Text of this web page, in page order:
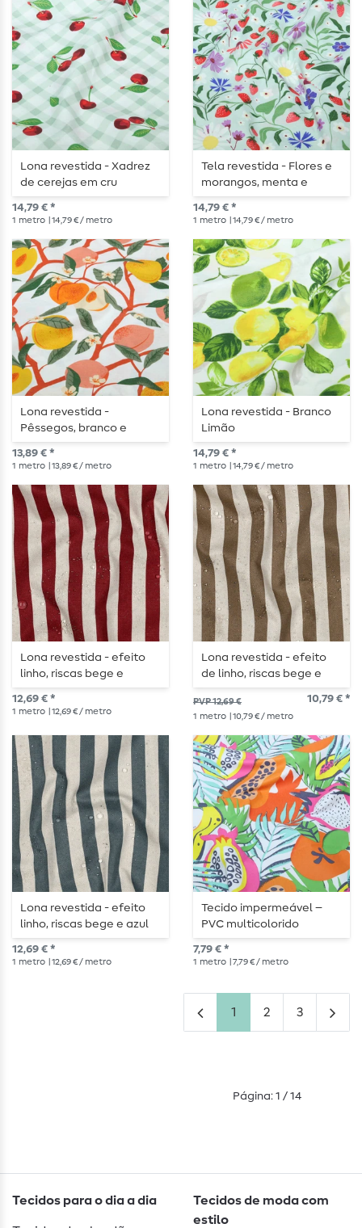
Lona revestida - Xadrez
de cerejas em cru
14,79 € *
1 metro | 14,79 € / metro
Tela revestida - Flores e
morangos, menta e
multicolorido
14,79 € *
1 metro | 14,79 € / metro
Lona revestida -
Pêssegos, branco e
multicolorido
13,89 € *
1 metro | 13,89 € / metro
Lona revestida - Branco
Limão
14,79 € *
1 metro | 14,79 € / metro
Lona revestida - efeito
linho, riscas bege e
vermelho
12,69 € *
1 metro | 12,69 € / metro
Lona revestida - efeito
de linho, riscas bege e
castanho
PVP 12,69 € 10,79 € *
1 metro | 10,79 € / metro
Lona revestida - efeito
linho, riscas bege e azul
12,69 € *
1 metro | 12,69 € / metro
Tecido impermeável –
PVC multicolorido
7,79 € *
1 metro | 7,79 € / metro
1 2 3
Página: 1 / 14
Tecidos para o dia a dia
Tecidos de moda com
estilo